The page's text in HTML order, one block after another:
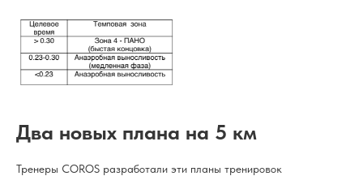
Два новых плана на 5 км
Тренеры COROS разработали эти планы тренировок